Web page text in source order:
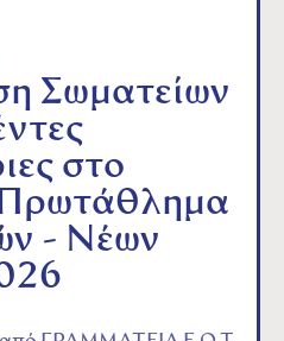
Σωματείων
στο
- Νέων